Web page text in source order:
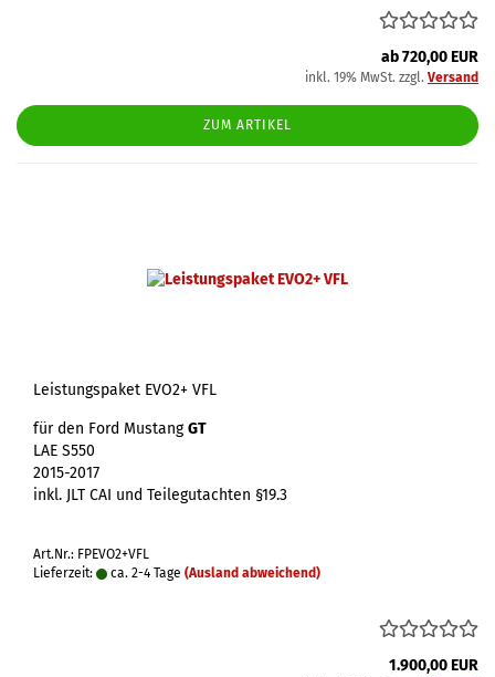
ab 720,00 EUR
inkl. 19% MwSt. zzgl. Versand
ZUM ARTIKEL
Leistungspaket EVO2+ VFL
für den Ford MustangGT
LAE S550
2015-2017
inkl. JLT CAI und Teilegutachten §19.3
Art.Nr.: FPEVO2+VFL
Lieferzeit:
ca. 2-4 Tage (Ausland abweichend)
1.900,00 EUR